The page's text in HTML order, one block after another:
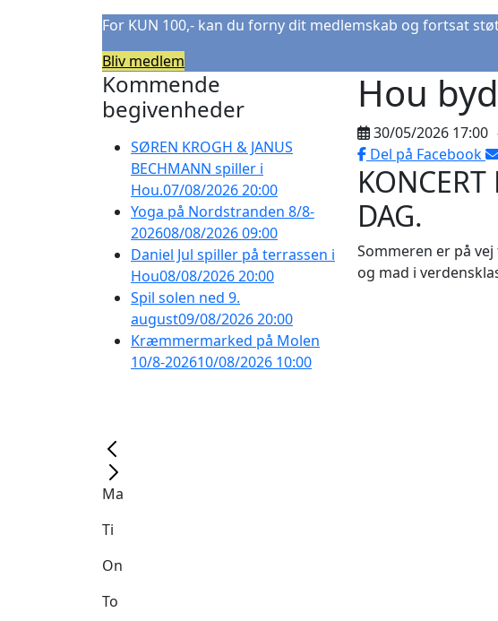
For KUN 100,- kan du forny dit medlemskab og fortsat
Bliv medlem
Kommende
begivenheder
SØREN KROGH & JANUS
BECHMANN spiller i
Hou.07/08/2026 20:00
Yoga på Nordstranden 8/8-
202608/08/2026 09:00
Daniel Jul spiller på terrassen i
Hou08/08/2026 20:00
Spil solen ned 9.
august09/08/2026 20:00
Kræmmermarked på Molen
10/8-202610/08/2026 10:00
Ma
Ti
On
To
Hou
30/05/2026 17:00
Del på Facebook
DAG.
Sommeren er på
og mad i